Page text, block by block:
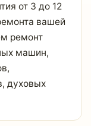
от 3 до 12
вашей
ремонт
машин,
духовых